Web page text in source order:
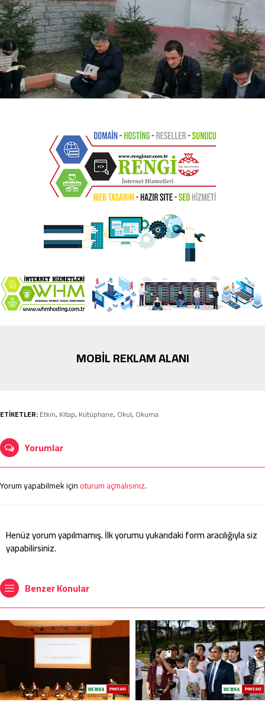
MOBİL REKLAM ALANI
ETİKETLER:Etkin, Kitap, Kütüphane, Okul, Okuma
Yorumlar
Yorum yapabilmek içinoturum açmalısınız.
Henüz yorum yapılmamış. İlk yorumu yukarıdaki form aracılığıyla siz
yapabilirsiniz.
Benzer Konular